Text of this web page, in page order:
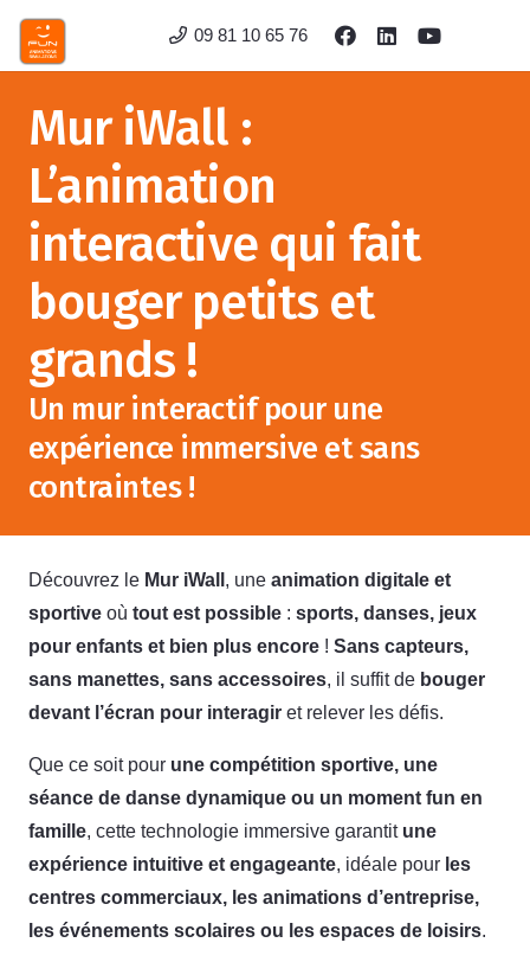
09 81 10 65 76
Mur iWall :
L’animation
interactive qui fait
bouger petits et
grands !
Un mur interactif pour une
expérience immersive et sans
contraintes !
Découvrez le Mur iWall , une animation digitale et
sportive où tout est possible : sports, danses, jeux
pour enfants et bien plus encore ! Sans capteurs,
sans manettes, sans accessoires, il suffit de bouger
devant l’écran pour interagir et relever les défis.
Que ce soit pour une compétition sportive, une
séance de danse dynamique ou un moment fun en
famille, cette technologie immersive garantit une
expérience intuitive et engageante, idéale pour les
centres commerciaux, les animations d’entreprise,
les événements scolaires ou les espaces de loisirs.